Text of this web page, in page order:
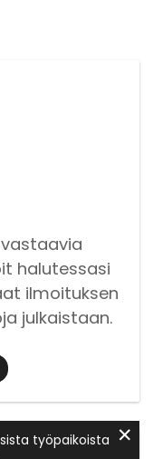
halutessasi
ilmoituksen
julkaistaan.
työpaikoista ✕